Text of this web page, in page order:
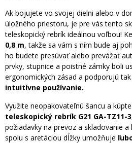
Ak bojujete vo svojej dielni alebo v
úložného priestoru, je pre vás tento
teleskopický rebrík ideálnou voľbou!
0,8 m, takže sa vám s ním bude aj
ho budete presúvať alebo prevážať
prvky, stupnice a poistné zámky boli
ergonomických zásad a podporujú
intuitívne používanie.
Využite neopakovateľnú šancu a
teleskopický rebrík G21 GA-TZ11-
požiadavky na prevoz a skladovanie
spolu s aretáciou dĺžky umožňuje